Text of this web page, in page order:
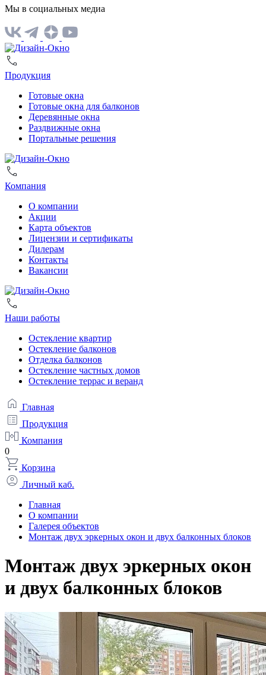
Мы в социальных медиа
Продукция
Готовые окна
Готовые окна для балконов
Деревянные окна
Раздвижные окна
Портальные решения
Компания
О компании
Акции
Карта объектов
Лицензии и сертификаты
Дилерам
Контакты
Вакансии
Наши работы
Остекление квартир
Остекление балконов
Отделка балконов
Остекление частных домов
Остекление террас и веранд
Главная
Продукция
Компания
0
Корзина
Личный каб.
Главная
О компании
Галерея объектов
Монтаж двух эркерных окон и двух балконных блоков
Монтаж двух эркерных окон
и двух балконных блоков